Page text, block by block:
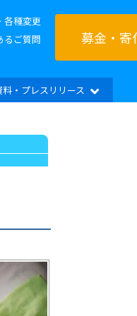
各種変更
るご質問
募金・寄
・プレスリリース